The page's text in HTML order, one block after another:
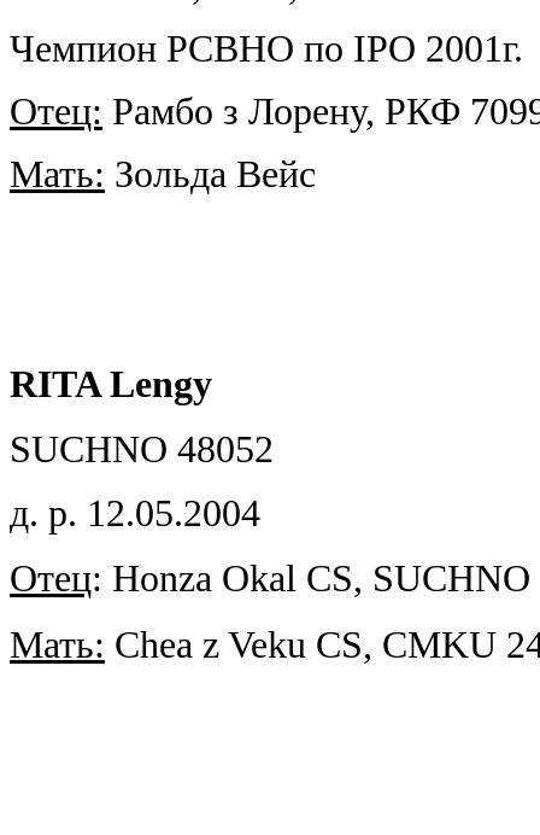
Чемпион РСВНО по IPO 2001г.
Отец: Рамбо з Лорену, РКФ
Мать: Зольда Вейс
RITA Lengy
SUCHNO 48052
д. р. 12.05.2004
Отец: Honza Okal CS,
Мать: Chea z Veku CS, CMKU